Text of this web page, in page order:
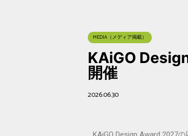
MEDIA（メディア掲載）
KAiGO
開催
2026.06.30